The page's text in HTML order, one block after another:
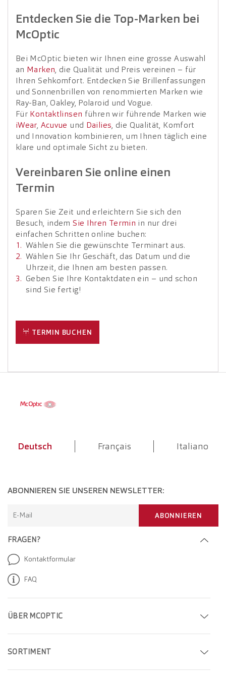
Entdecken Sie die Top-Marken bei
McOptic
Bei McOptic bieten wir Ihnen eine grosse Auswahl
an Marken, die Qualität und Preis vereinen – für
Ihren Sehkomfort. Entdecken Sie Brillenfassungen
und Sonnenbrillen von renommierten Marken wie
Ray-Ban, Oakley, Polaroid und Vogue.
Für Kontaktlinsen führen wir führende Marken wie
iWear, Acuvue und Dailies, die Qualität, Komfort
und Innovation kombinieren, um Ihnen täglich eine
klare und optimale Sicht zu bieten.
Vereinbaren Sie online einen
Termin
Sparen Sie Zeit und erleichtern Sie sich den
Besuch, indemSie Ihren Termin in nur drei
einfachen Schritten online buchen:
Wählen Sie die gewünschte Terminart aus.
Wählen Sie Ihr Geschäft, das Datum und die
Uhrzeit, die Ihnen am besten passen.
Geben Sie Ihre Kontaktdaten ein – und schon
sind Sie fertig!
TERMIN BUCHEN
Deutsch Français Italiano
ÜBER MCOPTIC
Termin buchen
Filiale finden
SORTIMENT
Brillen
FRAGEN?
Kontaktformular
FAQ
ABONNIEREN SIE UNSEREN NEWSLETTER:
E-Mail ABONNIEREN